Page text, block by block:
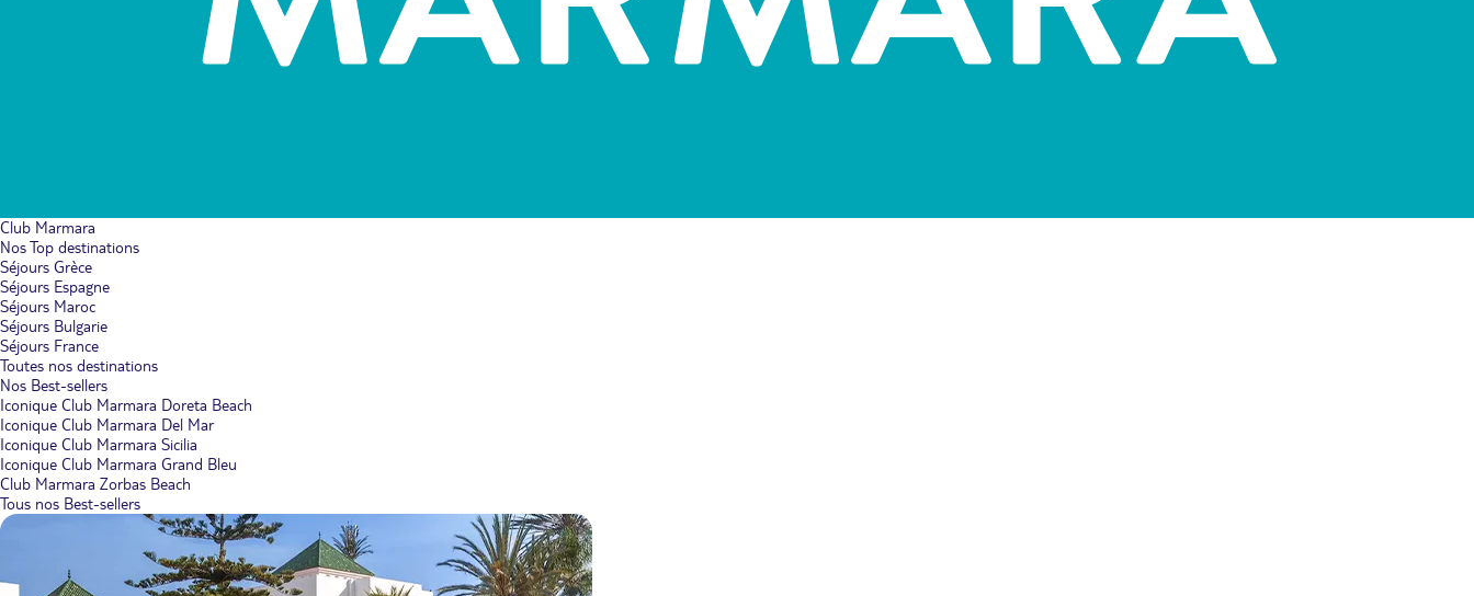
Club Marmara
Nos Top destinations
Séjours Grèce
Séjours Espagne
Séjours Maroc
Séjours Bulgarie
Séjours France
Toutes nos destinations
Nos Best-sellers
Iconique Club Marmara Doreta Beach
Iconique Club Marmara Del Mar
Iconique Club Marmara Sicilia
Iconique Club Marmara Grand Bleu
Club Marmara Zorbas Beach
Tous nos Best-sellers